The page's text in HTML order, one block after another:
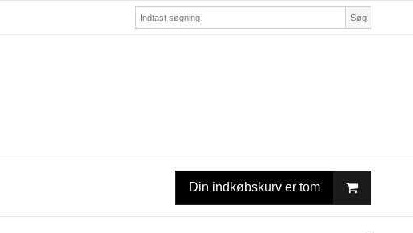
Søg
Din indkøbskurv er tom